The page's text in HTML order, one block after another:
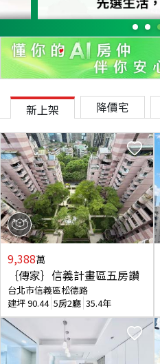
新上架 降價宅
9,388萬
｛傳家｝信義計畫區五房讚
台北市信義區松德路
建坪90.44 5房2廳 35.4年